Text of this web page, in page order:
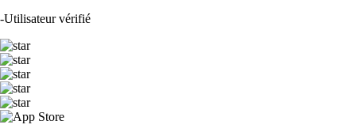
-Utilisateur vérifié